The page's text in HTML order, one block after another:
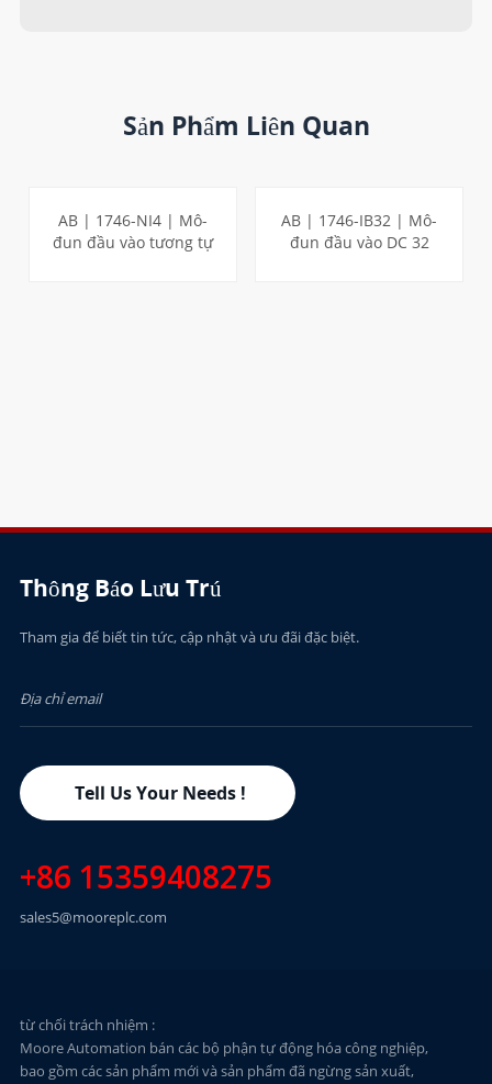
Sản Phẩm Liên Quan
AB | 1746-NI4 | Mô-
đun đầu vào tương tự
AB | 1746-IB32 | Mô-
đun đầu vào DC 32
Thông Báo Lưu Trú
Tham gia để biết tin tức, cập nhật và ưu đãi đặc biệt.
Tell Us Your Needs !
+86 15359408275
sales5@mooreplc.com
từ chối trách nhiệm :
Moore Automation bán các bộ phận tự động hóa công nghiệp,
bao gồm các sản phẩm mới và sản phẩm đã ngừng sản xuất,